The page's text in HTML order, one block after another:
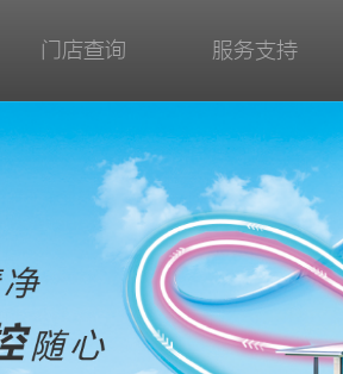
门店查询 服务支持